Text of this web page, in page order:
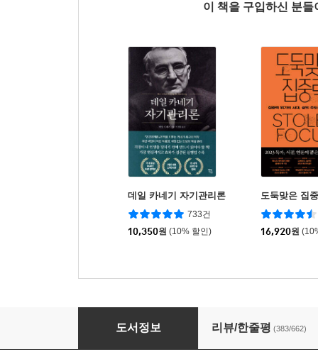
이 책을 구입하신 분
데일 카네기 자기관리론
733건
10,350원 (10% 할인)
도둑맞은 집
16,920원
아주 작은 습관의 힘 (50만 부 기념 스페셜 에디
도서정보 리뷰/한줄평 (383/662)